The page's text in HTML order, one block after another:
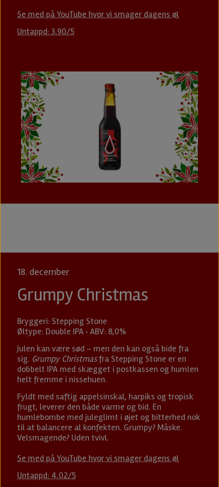
Se med på YouTube hvor vi smager dagens øl
Untappd: 3.90/5
18. december
Grumpy Christmas
Bryggeri: Stepping Stone
Øltype: Double IPA · ABV: 8,0%
Julen kan være sød – men den kan også bide fra
sig. Grumpy Christmasfra Stepping Stone er en
dobbelt IPA med skægget i postkassen og humlen
helt fremme i nissehuen.
Fyldt med saftig appelsinskal, harpiks og tropisk
frugt, leverer den både varme og bid. En
humlebombe med juleglimt i øjet og bitterhed nok
til at balancere al konfekten. Grumpy? Måske.
Velsmagende? Uden tvivl.
Se med på YouTube hvor vi smager dagens øl
Untappd: 4.02/5